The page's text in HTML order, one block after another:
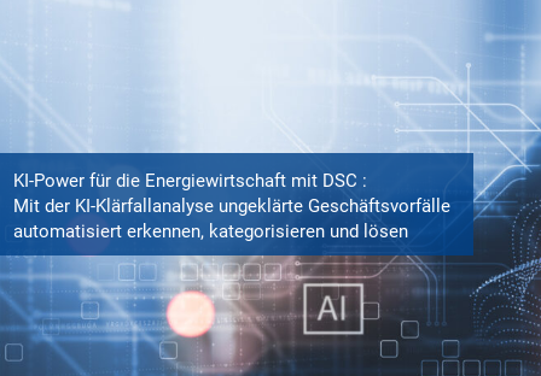
KI-Power für die Energiewirtschaft mit DSC :
Mit der KI-Klärfallanalyse ungeklärte Geschäftsvorfälle
automatisiert erkennen, kategorisieren und lösen